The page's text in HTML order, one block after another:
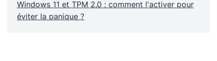
Windows 11 et TPM 2.0 : comment l'activer pour
éviter la panique ?